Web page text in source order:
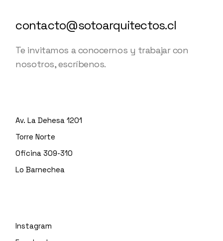
contacto@sotoarquitectos.cl
Te invitamos a conocernos y trabajar con
nosotros, escríbenos.
Av. La Dehesa 1201
Torre Norte
Oficina 309-310
Lo Barnechea
Instagram